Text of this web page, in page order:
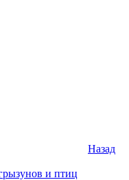
Назад
и птиц